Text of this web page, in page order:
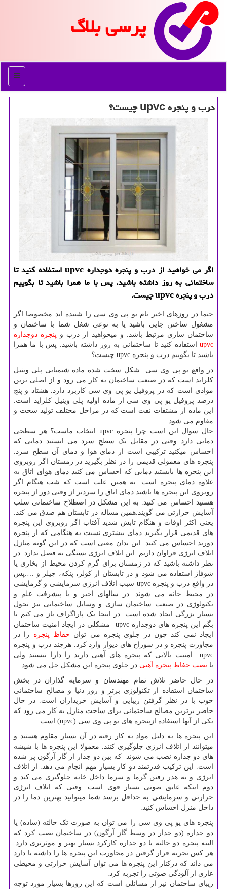
پرسی بلاگ
منو
درب و پنجره upvc چیست؟
اگر می خواهید از درب و پنجره دوجداره upvc استفاده كنید تا
ساختمانی به روز داشته باشید. پس با ما همرا باشید تا بگوییم
درب و پنجره upvc چیست.
حتما در روزهای اخیر نام یو پی وی سی را شنیده اید مخصوصا اگر
مشغول ساختن جایی باشید یا به نوعی شغل شما با ساختمان و
ساختمان سازی مرتبط باشد. و میخواهید از درب و پنجره دوجداره
upvc استفاده کنید تا ساختمانی به روز داشته باشید. پس با ما همرا
باشید تا بگوییم درب و پنجره upvc چیست؟
در واقع یو پی وی سی شکل سخت شده ماده شیمیایی پلی وینیل
کلراید است که در صنعت ساختمان به کار می رود و از اصلی ترین
موادی است که در پروفیل یو پی وی سی کاربرد دارد. هشتاد و پنج
درصد پروفیل یو پی وی سی از ماده اولیه پلی وینیل کلراید است.
این ماده از مشتقات نفت است که در مراحل مختلف تولید سخت و
مقاوم می شود.
حال سوال این است چرا پنجره upvc انتخاب ماست؟ هر سطحی
دمایی دارد وقتی در مقابل یک سطح سرد می ایستید دمایی که
احساس میکنید ترکیبی است از دمای هوا و دمای آن سطح سرد.
پنجره های معمولی قدیمی را در نظر بگیرید در زمستان اگر روبروی
این پنجره ها بایستید دمایی که احساس می کنید دمای هوای اتاق به
علاوه دمای پنجره است .به همین علت است که شب هنگام اگر
روبروی این پنجره ها باشید دمای اتاق را سردتر از وقتی دور از پنجره
هستید احساس می کنید. به این مشکل در اصطلاح ساختمانی سلب
آسایش حرارتی می گویند.همین مساله در تابستان هم صدق می کند.
یعنی اکثر اوقات و هنگام تابش شدید آفتاب اگر روبروی این پنجره
های قدیمی قرار بگیرید دمای بیشتری نسبت به هنگامی که از پنجره
دورید احساس می کنید. این بدان معنی است که در این گونه منازل
اتلاف انرژی فراوان داریم. این اتلاف انرژی بستگی به فصل ندارد. در
نظر داشته باشید که در زمستان برای گرم کردن محیط از بخاری یا
شوفاژ استفاده می شود و در تابستان از کولر، پنکه، چیلر و ….پس
در واقع درب و پنجره upvc سبب اتلاف انرژی سرمایشی و گرمایشی
در محیط خانه می شوند. در سالهای اخیر و با پیشرفت علم و
تکنولوژی در صنعت ساختمان سازی و وسایل ساختمانی نیز تحول
بسیار بزرگی ایجاد شده است. در اینجا یک پاراگراف باز می کنم تا
بگم این پنجره های دوجداره upvc مشکلی در ایجاد امنیت ساختمان
ایجاد نمی کند چون در جلوی پنجره می توان حفاظ پنجره را در
مجاورت پنجره و در سوراخ های دیوار وارد کرد. هرچند درب و پنجره
upvc امنیت بالایی که پنجره های آهنی دارند را دارا نیستند ولی
با نصب حفاظ پنجره آهنی در جلوی پنجره این مشکل حل می شود.
در حال حاضر تلاش تمام مهندسان و سرمایه گذاران در بخش
ساختمان استفاده از تکنولوژی برتر و روز دنیا و مصالح ساختمانی
خوب با در نظر گرفتن زیبایی و آسایش خریداران است. در حال
حاضر برترین مصالح ساختمانی برای ساخت منازل به کار می رود که
یکی از آنها استفاده ازپنجره های یو پی وی سی (upvc) است.
این پنجره ها به دلیل مواد به کار رفته در آن بسیار مقاوم هستند و
میتوانند از اتلاف انرژی جلوگیری کنند. معمولا این پنجره ها با شیشه
های دو جداره نصب می شوند که بین دو جدار از گاز آرگون پر شده
است. این ترکیب قدرتمند دو کار بسیار مهم انجام می دهد. از اتلاف
انرژی و به هدر رفتن گرما و سرما داخل خانه جلوگیری می کند و
دوم اینکه عایق صوتی بسیار قوی است. وقتی که اتلاف انرژی
حرارتی و سرمایشی به حداقل برسد شما میتوانید بهترین دما را در
داخل منزل احساس کنید.
پنجره های یو پی وی سی را می توان به صورت تک حالته (ساده) یا
دو جداره (دو جدار در وسط گاز آرگون) در ساختمان نصب کرد که
البته پنجره دو حالته یا دو جداره کارکرد بسیار بهتر و موثرتری دارد.
هر کس تجربه قرار گرفتن در مجاورت این پنجره ها را داشته یا دارد
می داند که درکنار این پنجره ها می توان آسایش حرارتی و محیطی
عاری از آلودگی صوتی را تجربه کرد.
زیبای ساختمان نیز از مسائلی است که این روزها بسیار مورد توجه